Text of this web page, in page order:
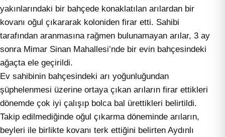
yakınlarındaki bir bahçede konaklatılan arılardan bir
kovanı oğul çıkararak koloniden firar etti. Sahibi
tarafından aranmasına rağmen bulunamayan arılar, 3 ay
sonra Mimar Sinan Mahallesi’nde bir evin bahçesindeki
ağaçta ele geçirildi.
Ev sahibinin bahçesindeki arı yoğunluğundan
şüphelenmesi üzerine ortaya çıkan arıların firar ettikleri
dönemde çok iyi çalışıp bolca bal ürettikleri belirtildi.
Takip edilmediğinde oğul çıkarma döneminde arıların,
beyleri ile birlikte kovanı terk ettiğini belirten Aydınlı